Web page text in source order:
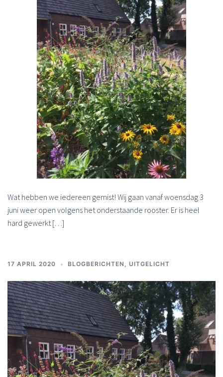
Wat hebben we iedereen gemist! Wij gaan vanaf woensdag 3
juni weer open volgens het onderstaande rooster. Er is heel
hard gewerkt […]
17 APRIL 2020 BLOGBERICHTEN , UITGELICHT